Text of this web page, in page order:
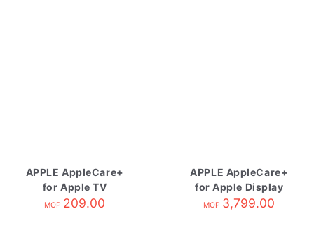
APPLE AppleCare+
for Apple TV
MOP 209.00
APPLE AppleCare+
for Apple Display
MOP 3,799.00